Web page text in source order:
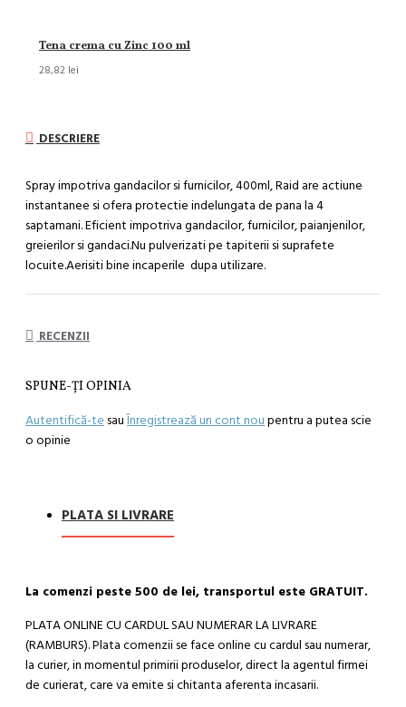
Tena crema cu Zinc 100 ml
28,82 lei
DESCRIERE
Spray impotriva gandacilor si furnicilor, 400ml, Raid are actiune
instantanee si ofera protectie indelungata de pana la 4
saptamani. Eficient impotriva gandacilor, furnicilor, paianjenilor,
greierilor si gandaci.Nu pulverizati pe tapiterii si suprafete
locuite.Aerisiti bine incaperile dupa utilizare.
RECENZII
SPUNE-ŢI OPINIA
Autentifică-te sauÎnregistrează un cont nou pentru a putea scie
o opinie
PLATA SI LIVRARE
La comenzi peste 500 de lei, transportul este GRATUIT.
PLATA ONLINE CU CARDUL SAU NUMERAR LA LIVRARE
(RAMBURS). Plata comenzii se face online cu cardul sau numerar,
la curier, in momentul primirii produselor, direct la agentul firmei
de curierat, care va emite si chitanta aferenta incasarii.